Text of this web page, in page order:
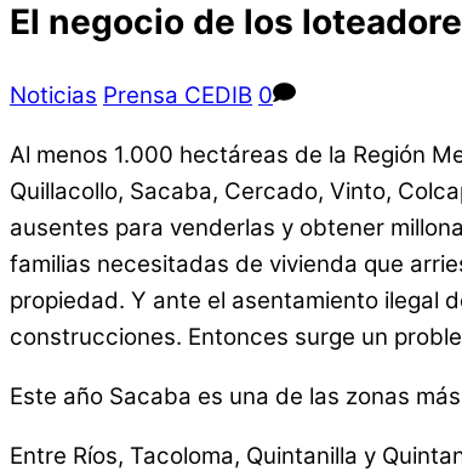
El negocio de los
Noticias Prensa CEDIB 0
Al menos 1.000 hectáreas de la Región
Quillacollo, Sacaba, Cercado, Vinto,
ausentes para venderlas y obtener
familias necesitadas de vivienda que
propiedad. Y ante el asentamiento ilegal
construcciones. Entonces surge un
Este año Sacaba es una de las zonas
Entre Ríos, Tacoloma, Quintanilla y